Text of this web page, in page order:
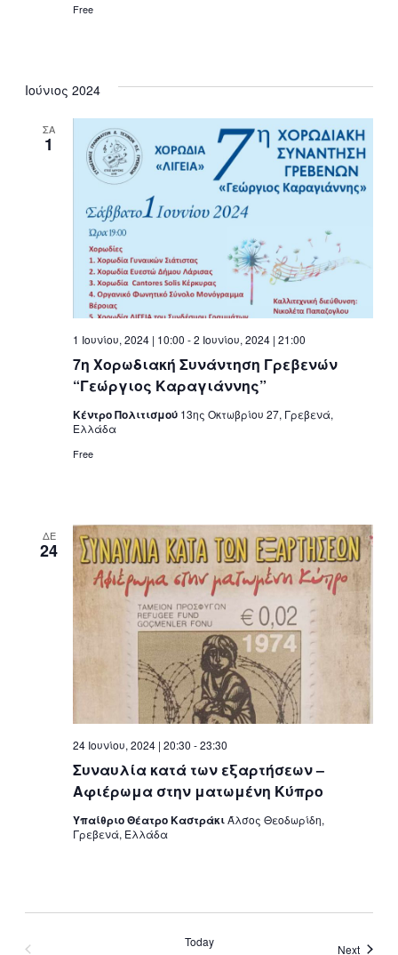
Free
Ιούνιος 2024
ΣΑ
1
7η Χορωδιακή Συνάντηση Γρεβενών
“Γεώργιος Καραγιάννης”
1 Ιουνίου, 2024 | 10:00 -2 Ιουνίου, 2024 | 21:00
Κέντρο Πολιτισμού 13ης Οκτωβρίου 27, Γρεβενά,
Ελλάδα
Free
ΔΕ
24
Συναυλία κατά των εξαρτήσεων –
Αφιέρωμα στην ματωμένη Κύπρο
24 Ιουνίου, 2024 | 20:30 -23:30
Υπαίθριο Θέατρο ΚαστράκιΆλσος Θεοδωρίδη,
Γρεβενά, Ελλάδα
Today NextEvents